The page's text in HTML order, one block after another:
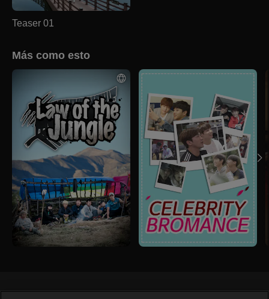
Teaser 01
Más como esto